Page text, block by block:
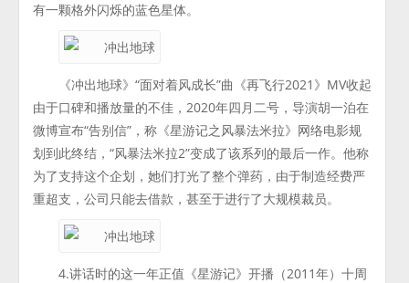
有一颗格外闪烁的蓝色星体。
《冲出地球》“面对着风成长”曲《再飞行2021》MV收起
由于口碑和播放量的不佳，2020年四月二号，导演胡一泊在
微博宣布“告别信”，称《星游记之风暴法米拉》网络电影规
划到此终结，“风暴法米拉2”变成了该系列的最后一作。他称
为了支持这个企划，她们打光了整个弹药，由于制造经费严
重超支，公司只能去借款，甚至于进行了大规模裁员。
4.讲话时的这一年正值《星游记》开播（2011年）十周